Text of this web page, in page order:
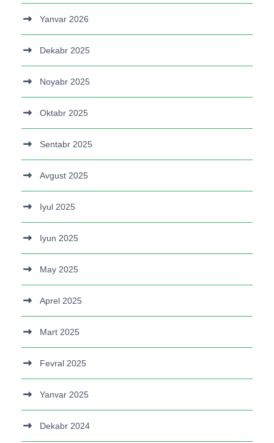
Yanvar 2026
Dekabr 2025
Noyabr 2025
Oktabr 2025
Sentabr 2025
Avgust 2025
Iyul 2025
Iyun 2025
May 2025
Aprel 2025
Mart 2025
Fevral 2025
Yanvar 2025
Dekabr 2024